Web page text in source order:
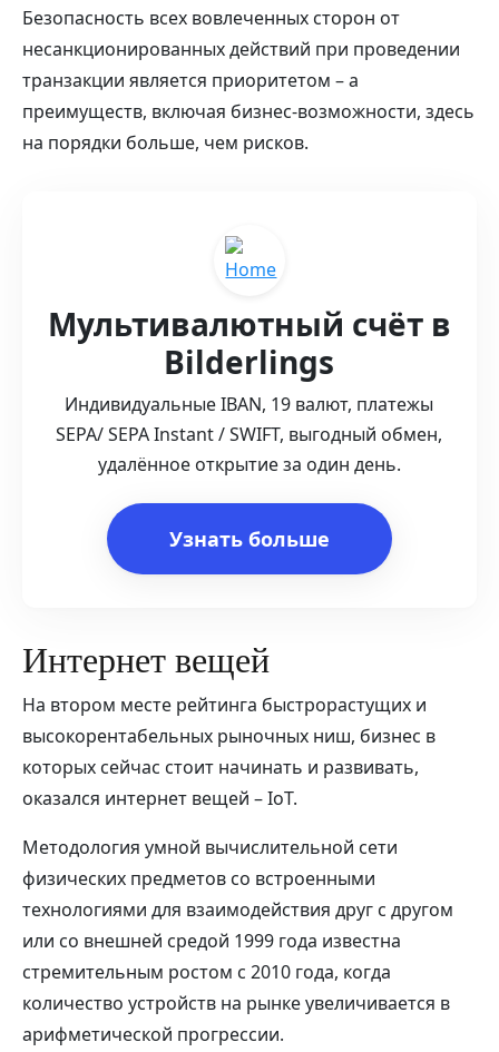
Безопасность всех вовлеченных сторон от
несанкционированных действий при проведении
транзакции является приоритетом – а
преимуществ, включая бизнес-возможности, здесь
на порядки больше, чем рисков.
Мультивалютный счёт в
Bilderlings
Индивидуальные IBAN, 19 валют, платежы
SEPA/ SEPA Instant / SWIFT, выгодный обмен,
удалённое открытие за один день.
Узнать больше
Интернет вещей
На втором месте рейтинга быстрорастущих и
высокорентабельных рыночных ниш, бизнес в
которых сейчас стоит начинать и развивать,
оказался интернет вещей – IoT.
Методология умной вычислительной сети
физических предметов со встроенными
технологиями для взаимодействия друг с другом
или со внешней средой 1999 года известна
стремительным ростом с 2010 года, когда
количество устройств на рынке увеличивается в
арифметической прогрессии.